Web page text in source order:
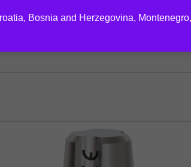
Bosnia and Herzegovina,